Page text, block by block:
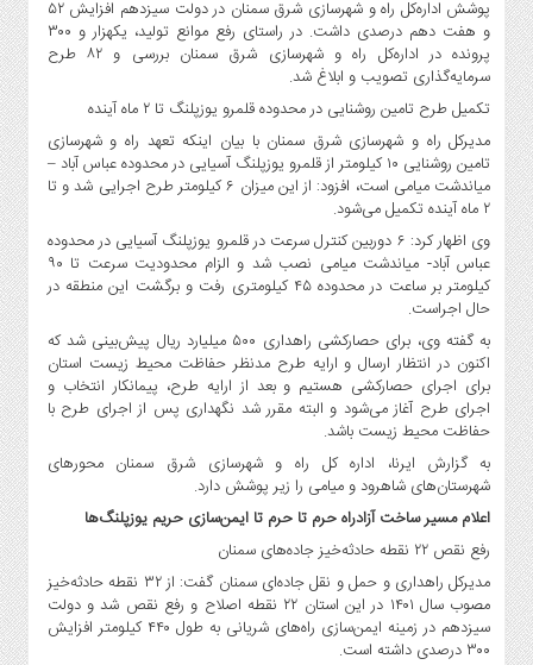
پوشش اداره‌کل راه و شهرسازی شرق سمنان در دولت سیزدهم افزایش ۵۲
و هفت دهم درصدی داشت. در راستای رفع موانع تولید، یکهزار و ۳۰۰
پرونده در اداره‌کل راه و شهرسازی شرق سمنان بررسی و ۸۲ طرح
سرمایه‌گذاری تصویب و ابلاغ شد.
تکمیل طرح تامین روشنایی در محدوده قلمرو یوزپلنگ تا ۲ ماه آینده
مدیرکل راه و شهرسازی شرق سمنان با بیان اینکه تعهد راه و شهرسازی
تامین روشنایی ۱۰ کیلومتر از قلمرو یوزپلنگ آسیایی در محدوده عباس آباد –
میاندشت میامی است، افزود: از این میزان ۶ کیلومتر طرح اجرایی شد و تا
۲ ماه آینده تکمیل می‌شود.
وی اظهار کرد: ۶ دوربین کنترل سرعت در قلمرو یوزپلنگ آسیایی در محدوده
عباس آباد- میاندشت میامی نصب شد و الزام محدودیت سرعت تا ۹۰
کیلومتر بر ساعت در محدوده ۴۵ کیلومتری رفت و برگشت این منطقه در
حال اجراست.
به گفته وی، برای حصارکشی راهداری ۵۰۰ میلیارد ریال پیش‌بینی شد که
اکنون در انتظار ارسال و ارایه طرح مدنظر حفاظت محیط زیست استان
برای اجرای حصارکشی هستیم و بعد از ارایه طرح، پیمانکار انتخاب و
اجرای طرح آغاز می‌شود و البته مقرر شد نگهداری پس از اجرای طرح با
حفاظت محیط زیست باشد.
به گزارش ایرنا، اداره کل راه و شهرسازی شرق سمنان محورهای
شهرستان‌های شاهرود و میامی را زیر پوشش دارد.
اعلام مسیر ساخت آزادراه حرم تا حرم تا ایمن‌سازی حریم یوزپلنگ‌ها
رفع نقص ۲۲ نقطه حادثه‌خیز جاده‌های سمنان
مدیرکل راهداری و حمل و نقل جاده‌ای سمنان گفت: از ۳۲ نقطه حادثه‌خیز
مصوب سال ۱۴۰۱ در این استان ۲۲ نقطه اصلاح و رفع نقص شد و دولت
سیزدهم در زمینه ایمن‌سازی راه‌های شریانی به طول ۴۴۰ کیلومتر افزایش
۳۰۰ درصدی داشته است.